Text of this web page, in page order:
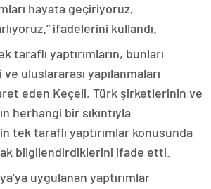
hayata geçiriyoruz,
ifadelerini kullandı.
taraflı yaptırımların, bunları
uluslararası yapılanmaları
eden Keçeli, Türk şirketlerinin ve
herhangi bir sıkıntıyla
tek taraflı yaptırımlar konusunda
bilgilendirdiklerini ifade etti.
uygulanan yaptırımlar